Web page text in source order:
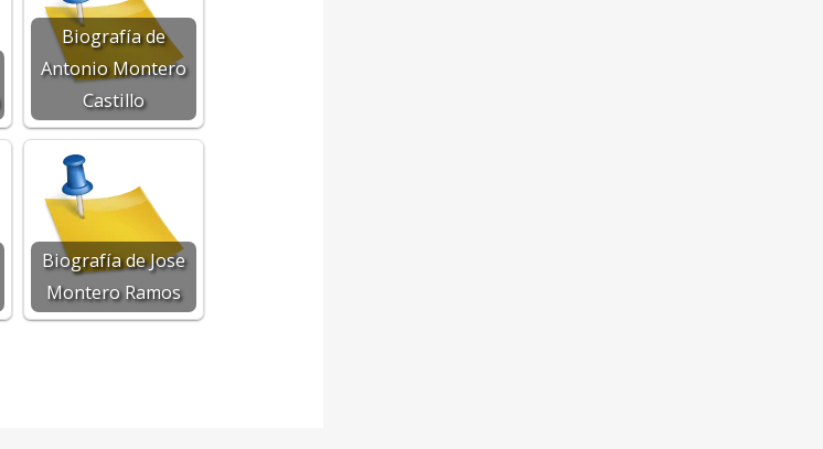
Biografía de
Antonio Montero
Castillo
Biografía de Jose
Montero Ramos